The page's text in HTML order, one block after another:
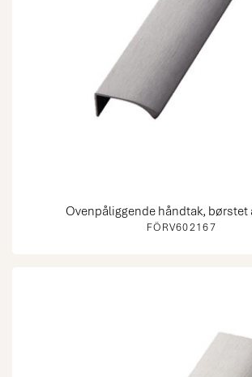
FÖRV602167
Ovenpåliggende håndtak,